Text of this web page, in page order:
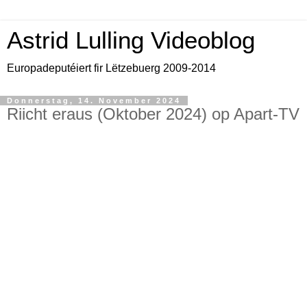
Astrid Lulling Videoblog
Europadeputéiert fir Lëtzebuerg 2009-2014
Donnerstag, 14. November 2024
Riicht eraus (Oktober 2024) op Apart-TV